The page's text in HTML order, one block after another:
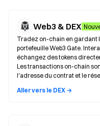
Web3 & DEX
Tradez on-chain en gardant
portefeuille Web3 Gate.
échangez des tokens
Les transactions on-chain
l'adresse du contrat et le
Aller vers le DEX →